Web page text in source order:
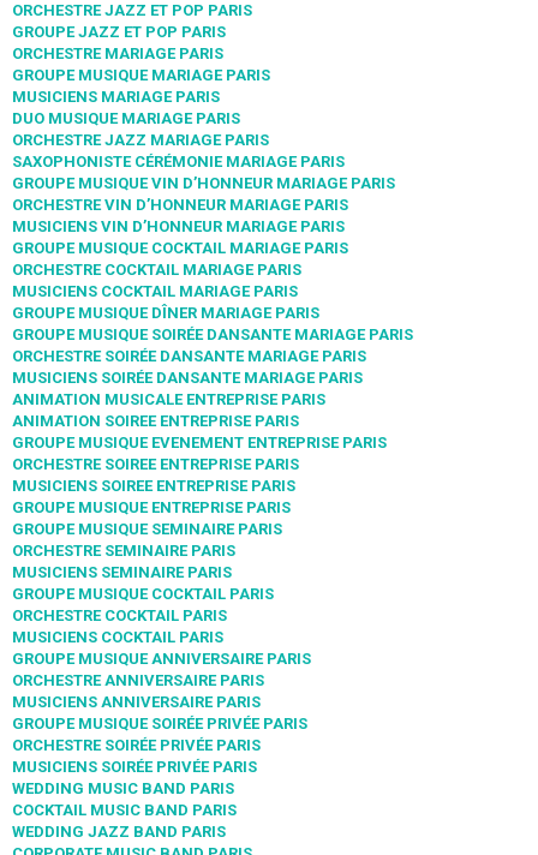
ORCHESTRE JAZZ ET POP PARIS
GROUPE JAZZ ET POP PARIS
ORCHESTRE MARIAGE PARIS
GROUPE MUSIQUE MARIAGE PARIS
MUSICIENS MARIAGE PARIS
DUO MUSIQUE MARIAGE PARIS
ORCHESTRE JAZZ MARIAGE PARIS
SAXOPHONISTE CÉRÉMONIE MARIAGE PARIS
GROUPE MUSIQUE VIN D’HONNEUR MARIAGE PARIS
ORCHESTRE VIN D’HONNEUR MARIAGE PARIS
MUSICIENS VIN D’HONNEUR MARIAGE PARIS
GROUPE MUSIQUE COCKTAIL MARIAGE PARIS
ORCHESTRE COCKTAIL MARIAGE PARIS
MUSICIENS COCKTAIL MARIAGE PARIS
GROUPE MUSIQUE DÎNER MARIAGE PARIS
GROUPE MUSIQUE SOIRÉE DANSANTE MARIAGE PARIS
ORCHESTRE SOIRÉE DANSANTE MARIAGE PARIS
MUSICIENS SOIRÉE DANSANTE MARIAGE PARIS
ANIMATION MUSICALE ENTREPRISE PARIS
ANIMATION SOIREE ENTREPRISE PARIS
GROUPE MUSIQUE EVENEMENT ENTREPRISE PARIS
ORCHESTRE SOIREE ENTREPRISE PARIS
MUSICIENS SOIREE ENTREPRISE PARIS
GROUPE MUSIQUE ENTREPRISE PARIS
GROUPE MUSIQUE SEMINAIRE PARIS
ORCHESTRE SEMINAIRE PARIS
MUSICIENS SEMINAIRE PARIS
GROUPE MUSIQUE COCKTAIL PARIS
ORCHESTRE COCKTAIL PARIS
MUSICIENS COCKTAIL PARIS
GROUPE MUSIQUE ANNIVERSAIRE PARIS
ORCHESTRE ANNIVERSAIRE PARIS
MUSICIENS ANNIVERSAIRE PARIS
GROUPE MUSIQUE SOIRÉE PRIVÉE PARIS
ORCHESTRE SOIRÉE PRIVÉE PARIS
MUSICIENS SOIRÉE PRIVÉE PARIS
WEDDING MUSIC BAND PARIS
COCKTAIL MUSIC BAND PARIS
WEDDING JAZZ BAND PARIS